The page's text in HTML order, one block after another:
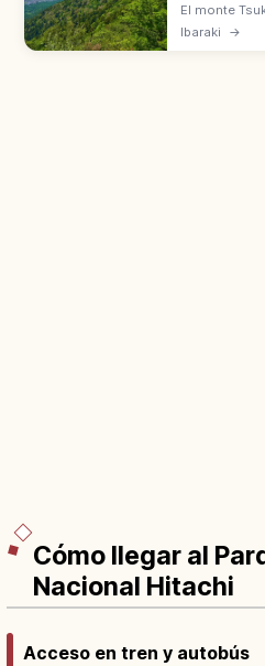
El monte
las 100
Ibaraki →
Cómo llegar al
Nacional Hitachi
Acceso en tren y autobús